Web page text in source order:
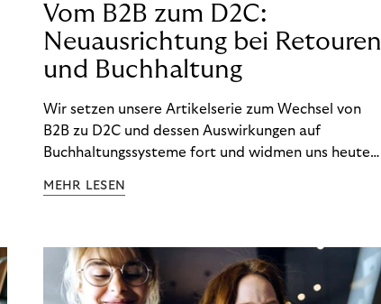
Vom B2B zum D2C:
Neuausrichtung bei Retouren
und Buchhaltung
Wir setzen unsere Artikelserie zum Wechsel von
B2B zu D2C und dessen Auswirkungen auf
Buchhaltungssysteme fort und widmen uns heute
im D2C-Bereich.
MEHR LESEN